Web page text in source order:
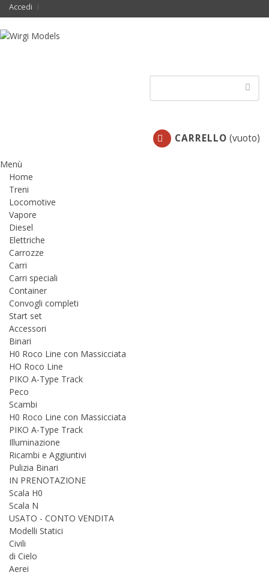
Accedi
CARRELLO (vuoto)
Menù
Home
Treni
Locomotive
Vapore
Diesel
Elettriche
Carrozze
Carri
Carri speciali
Container
Convogli completi
Start set
Accessori
Binari
H0 Roco Line con Massicciata
HO Roco Line
PIKO A-Type Track
Peco
Scambi
H0 Roco Line con Massicciata
PIKO A-Type Track
Illuminazione
Ricambi e Aggiuntivi
Pulizia Binari
IN PRENOTAZIONE
Scala H0
Scala N
USATO - CONTO VENDITA
Modelli Statici
Civili
di Cielo
Aerei